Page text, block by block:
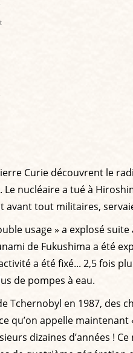
Curie découvrent le
Le nucléaire a tué à
avant tout militaires,
usage » a explosé
de Fukushima a été
a été fixé... 2,5 fois
de pompes à eau.
Tchernobyl en 1987, des
qu’on appelle
dizaines d’années !